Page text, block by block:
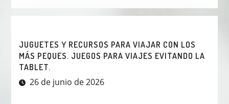
JUGUETES Y RECURSOS PARA VIAJAR CON LOS
MÁS PEQUES. JUEGOS PARA VIAJES EVITANDO LA
TABLET.
26 de junio de 2026